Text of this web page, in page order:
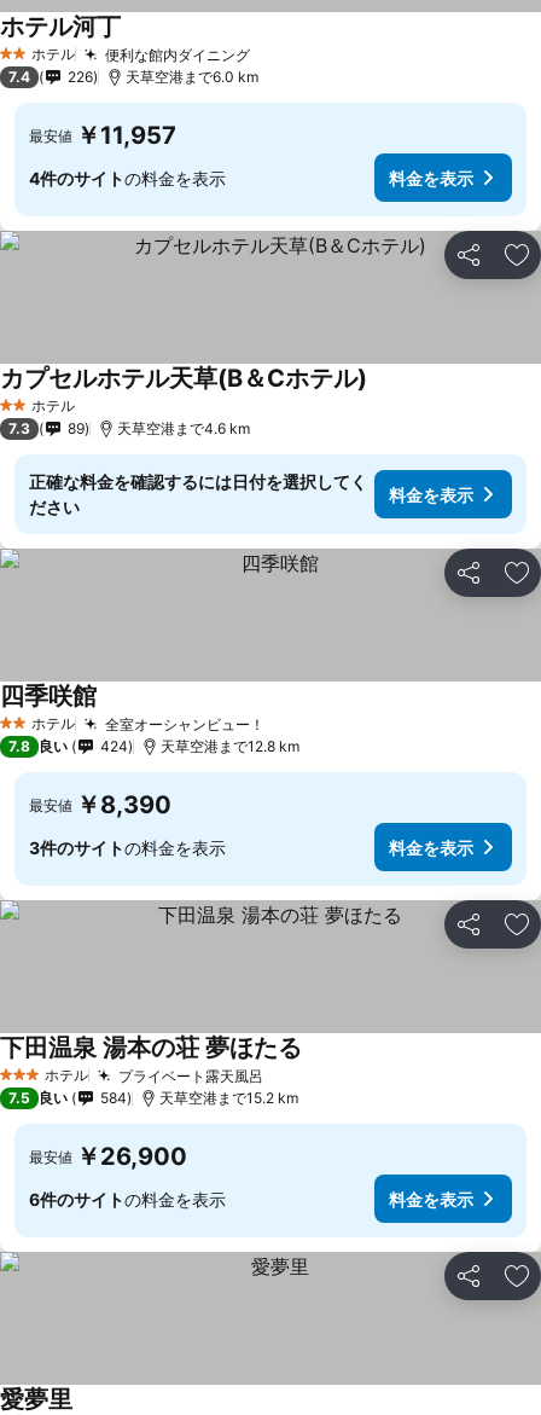
2 ホテルのランク
ホテル 便利な館内ダイニング
ホテル河丁
7.4 226 天草空港まで6.0 km
最安値 ￥11,957
4件のサイトの料金を表示 料金を表示
シェア お
2 ホテルのランク
ホテル
カプセルホテル天草(B＆Cホテル)
7.3 89 天草空港まで4.6 km
正確な料金を確認するには日付を選択してく
ださい
料金を表示
シェア お
2 ホテルのランク
ホテル 全室オーシャンビュー！
四季咲館
7.8 良い 424 天草空港まで12.8 km
最安値 ￥8,390
3件のサイトの料金を表示 料金を表示
シェア お
3 ホテルのランク
ホテル プライベート露天風呂
下田温泉 湯本の荘 夢ほたる
7.5 良い 584 天草空港まで15.2 km
最安値 ￥26,900
6件のサイトの料金を表示 料金を表示
シェア お
愛夢里